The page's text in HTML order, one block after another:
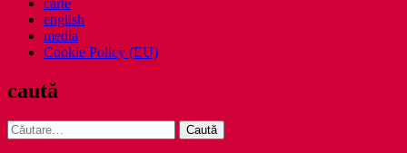
english
media
Cookie Policy (EU)
caută
Caută
după: